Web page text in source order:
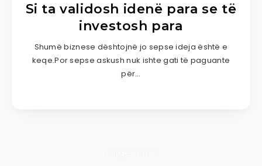
Si ta validosh idenë para se të
investosh para
Shumë biznese dështojnë jo sepse ideja është e
keqe.Por sepse askush nuk ishte gati të paguante
për…